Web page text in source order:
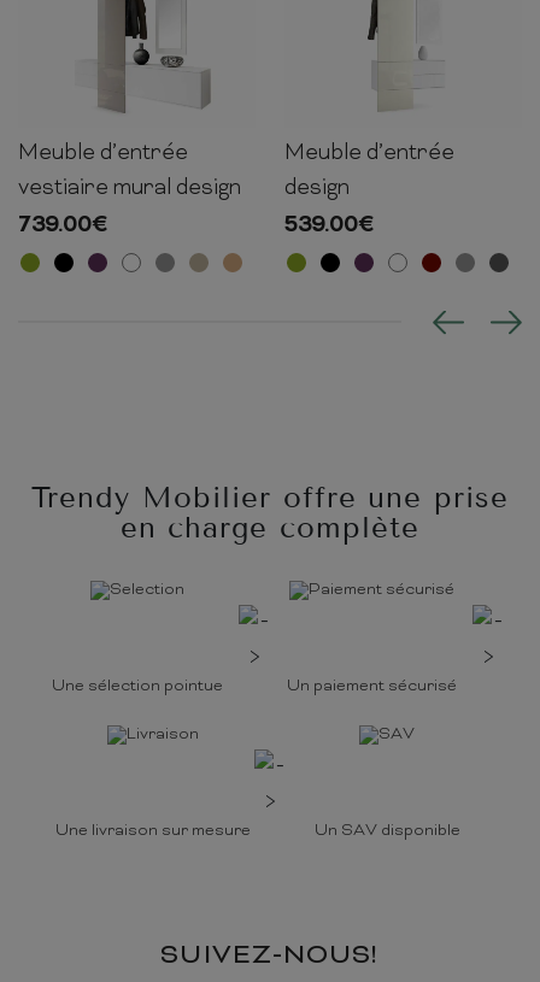
193cm 209cm
Meuble d’entrée
vestiaire mural design
739.00€
193cm 105cm
Meuble d’entrée
design
539.00€
Trendy Mobilier offre une prise
en charge complète
Une sélection pointue Un paiement sécurisé
Une livraison sur mesure Un SAV disponible
SUIVEZ-NOUS!